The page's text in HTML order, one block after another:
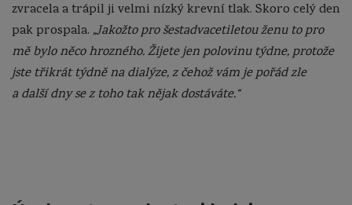
zvracela a trápil ji velmi nízký krevní tlak. Skoro celý den
pak prospala. „Jakožto pro šestadvacetiletou ženu to pro
mě bylo něco hrozného. Žijete jen polovinu týdne, protože
jste třikrát týdně na dialýze, z čehož vám je pořád zle
a další dny se z toho tak nějak dostáváte.“